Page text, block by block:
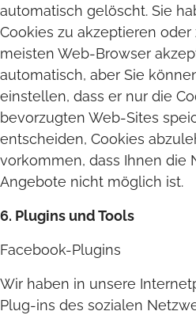
automatisch gelöscht. Sie
Cookies zu akzeptieren oder
meisten Web-Browser
automatisch, aber Sie
einstellen, dass er nur die
bevorzugten Web-Sites
entscheiden, Cookies
vorkommen, dass Ihnen die
Angebote nicht möglich ist.
6. Plugins und Tools
Facebook-Plugins
Wir haben in unsere
Plug-ins des sozialen